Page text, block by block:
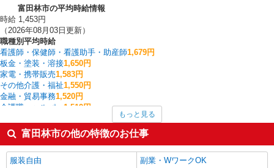
富田林市の平均時給情報
時給 1,453円
（2026年08月03日更新）
職種別平均時給
看護師・保健師・看護助手・助産師1,679円
板金・塗装・溶接1,650円
家電・携帯販売1,583円
その他介護・福祉1,550円
金融・貿易事務1,520円
介護職・ヘルパー 1,519円
経理・人事・労務・総務・法務1,500円
医療事務・受付・クラーク 1,500円
クレーン・玉掛1,425円
富田林市の他の職種の平均時給を見る
もっと見る
富田林市の他の特徴のお仕事
服装自由
副業・WワークOK